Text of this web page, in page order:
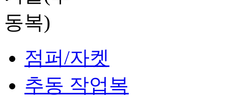
점퍼/자켓
추동 작업복